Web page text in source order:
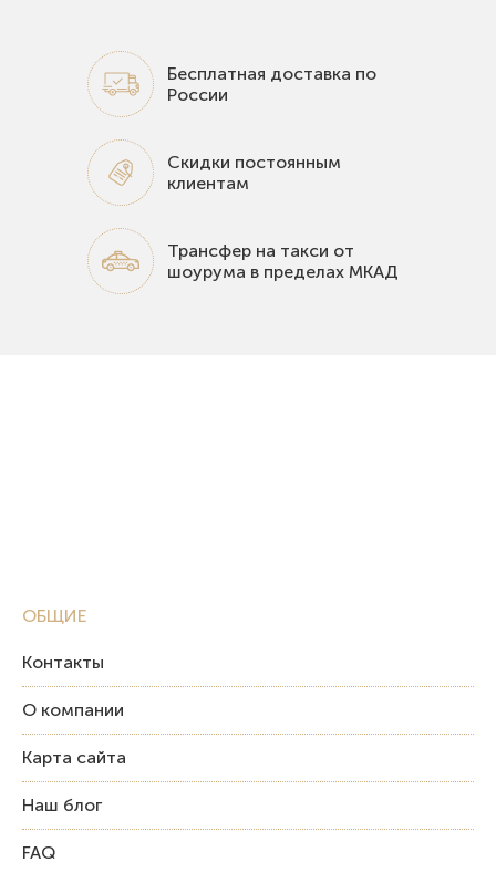
Бесплатная доставка по
России
Скидки постоянным
клиентам
Трансфер на такси от
шоурума в пределах МКАД
ОБЩИЕ
Контакты
О компании
Карта сайта
Наш блог
FAQ